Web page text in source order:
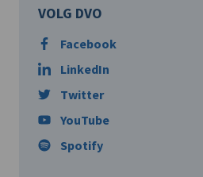
VOLG DVO
Facebook
LinkedIn
Twitter
YouTube
Spotify